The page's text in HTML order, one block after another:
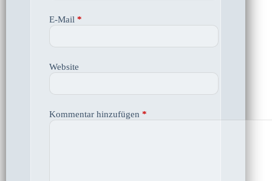
E-Mail *
Website
Kommentar hinzufügen *